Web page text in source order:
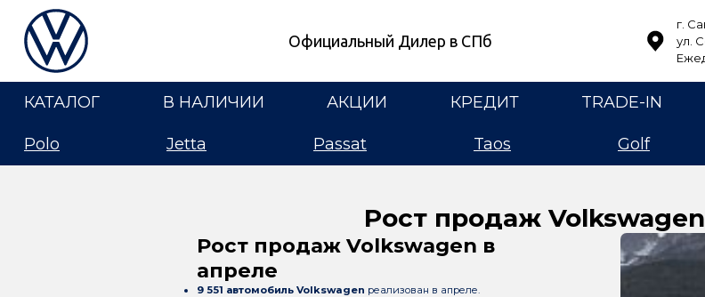
Официальный Дилер в СПб
г.
ул.
КАТАЛОГ В НАЛИЧИИ АКЦИИ КРЕДИТ TRADE-IN
Polo Jetta Passat Taos Golf
Рост продаж
Рост продаж Volkswagen в
апреле
9 551 автомобиль Volkswagen реализован в апреле.